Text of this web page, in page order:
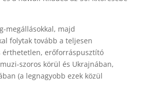
megállásokkal, majd
folytak tovább a teljesen
érthetetlen, erőforráspusztító
szoros körül és Ukrajnában,
(a legnagyobb ezek közül